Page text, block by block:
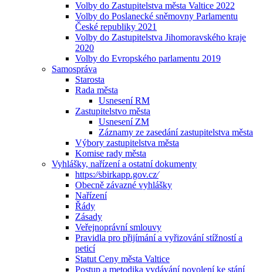
Volby do Zastupitelstva města Valtice 2022
Volby do Poslanecké sněmovny Parlamentu
České republiky 2021
Volby do Zastupitelstva Jihomoravského kraje
2020
Volby do Evropského parlamentu 2019
Samospráva
Starosta
Rada města
Usnesení RM
Zastupitelstvo města
Usnesení ZM
Záznamy ze zasedání zastupitelstva města
Výbory zastupitelstva města
Komise rady města
Vyhlášky, nařízení a ostatní dokumenty
https:⁄⁄sbirkapp.gov.cz⁄
Obecně závazné vyhlášky
Nařízení
Řády
Zásady
Veřejnoprávní smlouvy
Pravidla pro přijímání a vyřizování stížností a
peticí
Statut Ceny města Valtice
Postup a metodika vydávání povolení ke stání